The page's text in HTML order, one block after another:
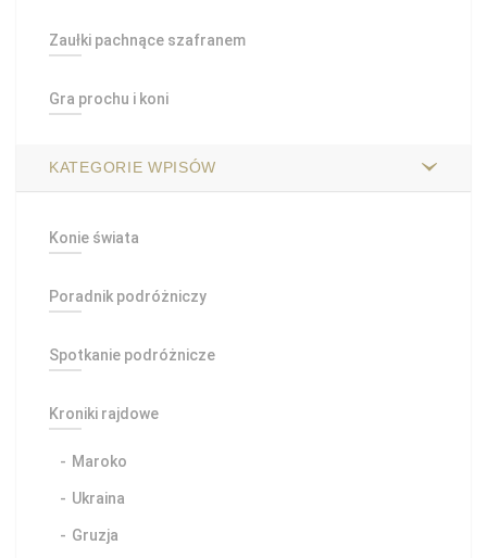
Zaułki pachnące szafranem
Gra prochu i koni
KATEGORIE WPISÓW
Konie świata
Poradnik podróżniczy
Spotkanie podróżnicze
Kroniki rajdowe
Maroko
Ukraina
Gruzja